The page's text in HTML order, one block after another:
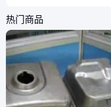
热门商品